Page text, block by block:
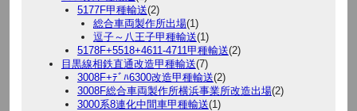
5177F甲種輸送(2)
総合車両製作所出場(1)
逗子～八王子甲種輸送(1)
5178F+5518+4611-4711甲種輸送(2)
目黒線相鉄直通改造甲種輸送(7)
3008F+ﾃﾞﾊ6300改造甲種輸送(2)
3008F総合車両製作所横浜事業所改造出場(2)
3000系8連化中間車甲種輸送(1)